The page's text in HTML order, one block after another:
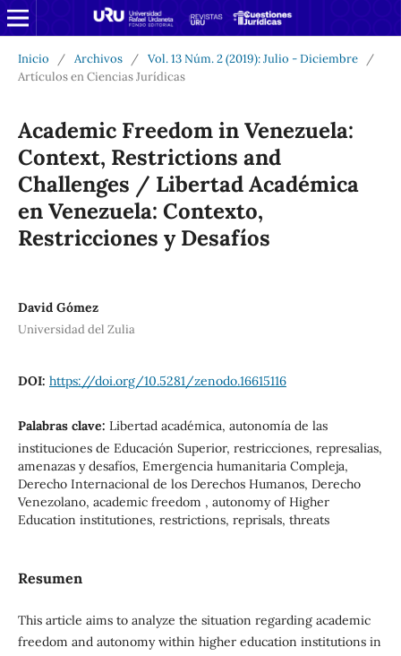
Inicio / Archivos / Vol. 13 Núm. 2 (2019): Julio - Diciembre
/
Artículos en Ciencias Jurídicas
Academic Freedom in Venezuela:
Context, Restrictions and
Challenges / Libertad Académica
en Venezuela: Contexto,
Restricciones y Desafíos
David Gómez
Universidad del Zulia
DOI: https://doi.org/10.5281/zenodo.16615116
Palabras clave: Libertad académica, autonomía de las
instituciones de Educación Superior, restricciones, represalias,
amenazas y desafíos, Emergencia humanitaria Compleja,
Derecho Internacional de los Derechos Humanos, Derecho
Venezolano, academic freedom , autonomy of Higher
Education institutiones, restrictions, reprisals, threats
Resumen
This article aims to analyze the situation regarding academic
freedom and autonomy within higher education institutions in